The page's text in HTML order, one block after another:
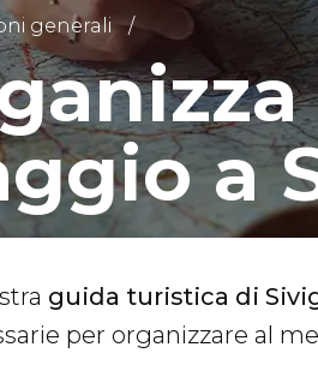
generali
a
guida turistica di
per organizzare al